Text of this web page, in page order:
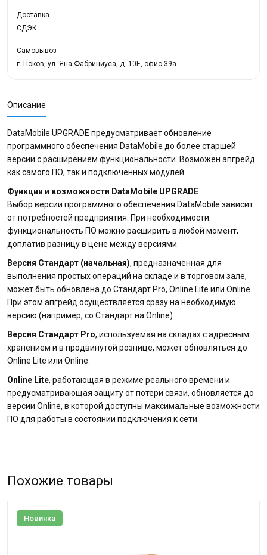
Доставка
СДЭК
Самовывоз
г. Псков, ул. Яна Фабрициуса, д. 10Е, офис 39а
Описание
DataMobile UPGRADE предусматривает обновление
программного обеспечения DataMobile до более старшей
версии с расширением функциональности. Возможен апгрейд
как самого ПО, так и подключенных модулей.
Функции и возможности DataMobile UPGRADE
Выбор версии программного обеспечения DataMobile зависит
от потребностей предприятия. При необходимости
функциональность ПО можно расширить в любой момент,
доплатив разницу в цене между версиями.
Версия Стандарт (начальная), предназначенная для
выполнения простых операций на складе и в торговом зале,
может быть обновлена до Стандарт Pro, Online Lite или Online.
При этом апгрейд осуществляется сразу на необходимую
версию (например, со Стандарт на Online).
Версия Стандарт Pro, используемая на складах с адресным
хранением и в продвинутой рознице, может обновляться до
Online Lite или Online.
Online Lite, работающая в режиме реального времени и
предусматривающая защиту от потери связи, обновляется до
версии Online, в которой доступны максимальные возможности
ПО для работы в состоянии подключения к сети.
Похожие товары
Новинка